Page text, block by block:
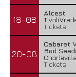
18-08
Alcest
Tickets
20-08
Cabaret
Bad
Tickets